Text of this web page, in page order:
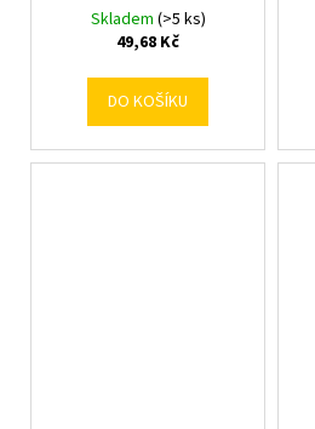
Skladem (>5 ks)
49,68 Kč
DO KOŠÍKU